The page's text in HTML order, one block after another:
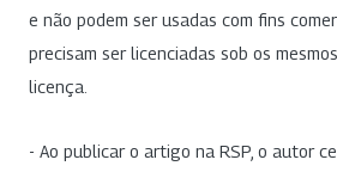
e não podem ser usadas com fins
precisam ser licenciadas sob os
licença.
- Ao publicar o artigo na RSP, o autor